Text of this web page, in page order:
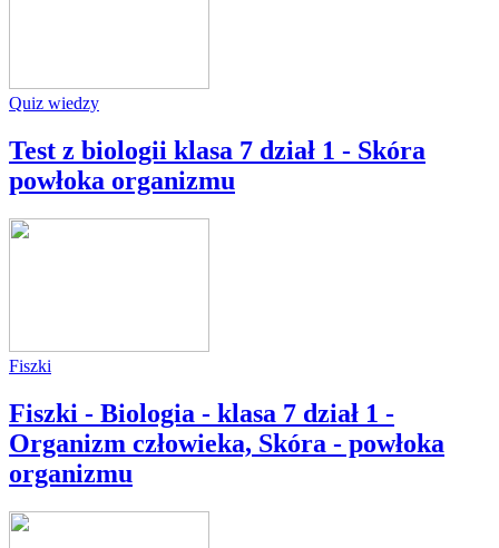
Quiz wiedzy
Test z biologii klasa 7 dział 1 - Skóra
powłoka organizmu
Fiszki
Fiszki - Biologia - klasa 7 dział 1 -
Organizm człowieka, Skóra - powłoka
organizmu